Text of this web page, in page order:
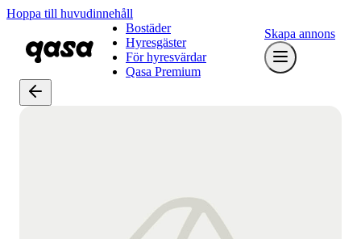
Hoppa till huvudinnehåll
Bostäder
Hyresgäster
För hyresvärdar
Qasa Premium
Skapa annons